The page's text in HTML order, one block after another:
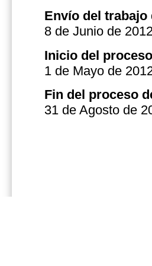
Envío del
8 de Junio de
Inicio del
1 de Mayo de
Fin del proceso
31 de Agosto de